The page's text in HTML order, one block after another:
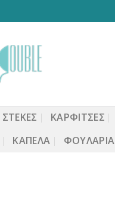
ΣΤΈΚΕΣ ΚΑΡΦΙΤΣΕΣ
ΚΑΠΈΛΑ ΦΟΥΛΆΡΙΑ